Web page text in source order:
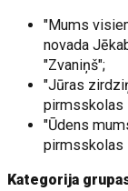
"Mums
novada
"Zvaniņš";
"Jūras
pirmsskolas
"Ūdens
pirmsskolas
Kategorija